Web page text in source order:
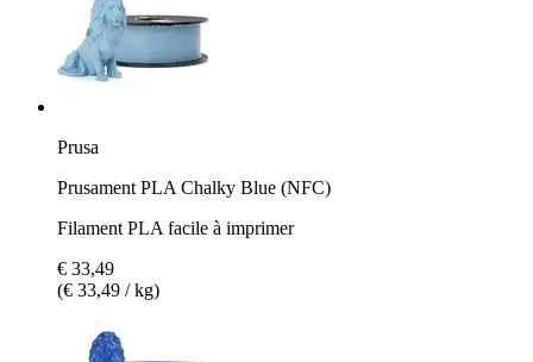
Prusa
Prusament PLA Chalky Blue (NFC)
Filament PLA facile à imprimer
€ 33,49
(€ 33,49 / kg)